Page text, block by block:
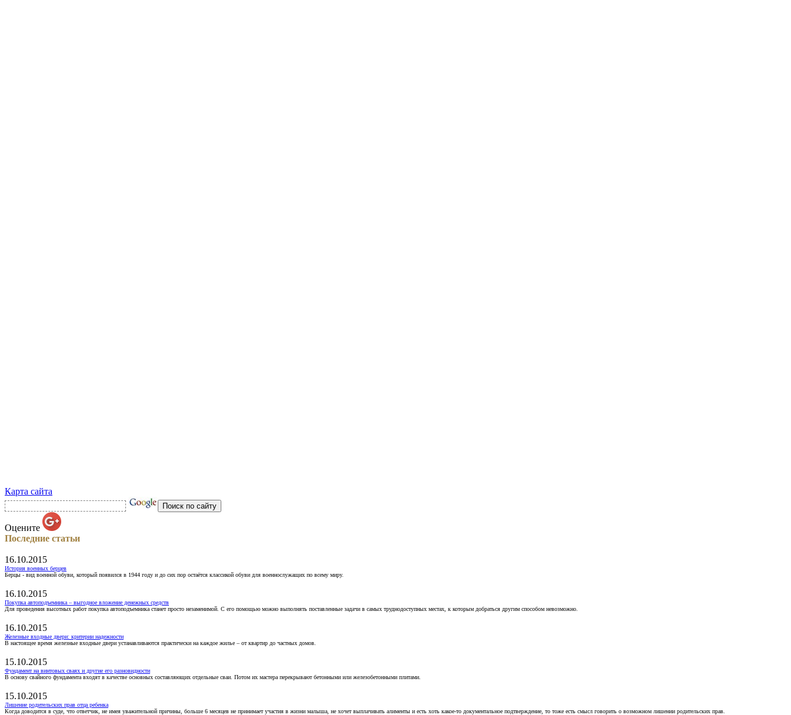
Карта сайта
Оцените
Последние статьи
16.10.2015
История военных берцев
Берцы - вид военной обуви, который появился в 1944 году и до сих пор остаётся классикой обуви для военнослужащих по всему миру.
16.10.2015
Покупка автоподъемника – выгодное вложение денежных средств
Для проведения высотных работ покупка автоподъемника станет просто незаменимой. С его помощью можно выполнять поставленные задачи в самых труднодоступных местах, к которым добраться другим способом невозможно.
16.10.2015
Железные входные двери: критерии надежности
В настоящее время железные входные двери устанавливаются практически на каждое жилье – от квартир до частных домов.
15.10.2015
Фундамент на винтовых сваях и другие его разновидности
В основу свайного фундамента входят в качестве основных составляющих отдельные сваи. Потом их мастера перекрывают бетонными или железобетонными плитами.
15.10.2015
Лишение родительских прав отца ребенка
Когда доводится в суде, что ответчик, не имея уважительной причины, больше 6 месяцев не принимает участия в жизни малыша, не хочет выплачивать алименты и есть хоть какое-то документальное подтверждение, то тоже есть смысл говорить о возможном лишении родительских прав.